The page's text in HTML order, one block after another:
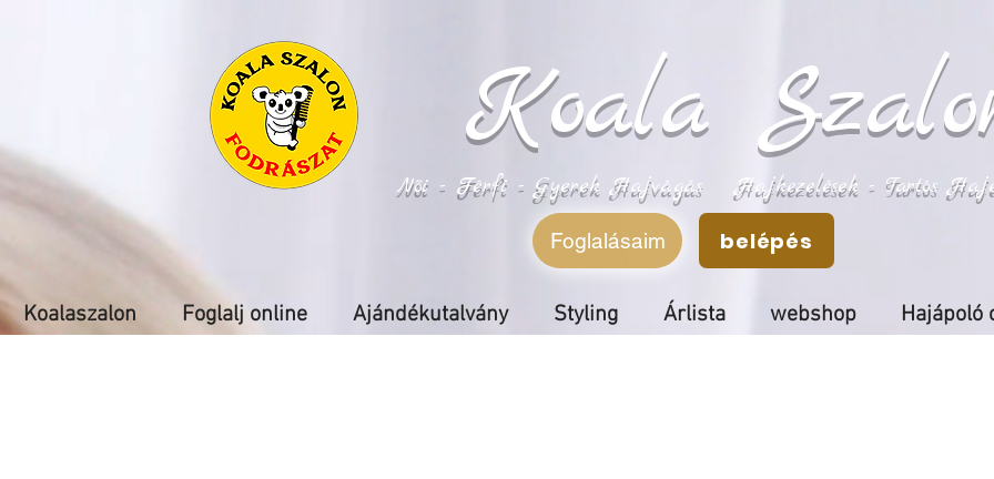
Koala
Női - Férfi - Gyerek Hajvágás Hajkezelések - Tartós
Foglalásaim belépés
Koalaszalon Foglalj online Ajándékutalvány Styling Árlista webshop Hajápoló